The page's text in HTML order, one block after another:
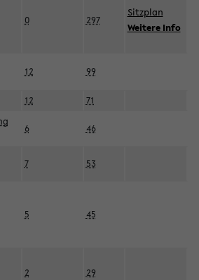
0 297
Sitzplan
Weitere Info
12 99
12 71
6 46
7 53
5 45
2 29